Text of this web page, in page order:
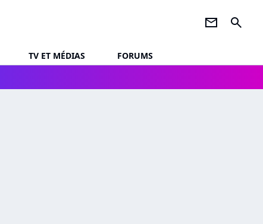
newsletter search
TV ET MÉDIAS
FORUMS